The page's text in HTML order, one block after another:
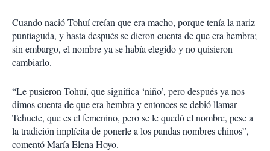
Cuando nació Tohuí creían que era macho, porque tenía la nariz
puntiaguda, y hasta después se dieron cuenta de que era hembra;
sin embargo, el nombre ya se había elegido y no quisieron
cambiarlo.
“Le pusieron Tohuí, que significa ‘niño’, pero después ya nos
dimos cuenta de que era hembra y entonces se debió llamar
Tehuete, que es el femenino, pero se le quedó el nombre, pese a
la tradición implícita de ponerle a los pandas nombres chinos”,
comentó María Elena Hoyo.